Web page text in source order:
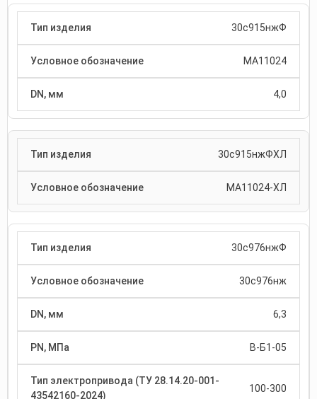
30с915нжФ
МА11024
4,0
30с915нжФХЛ
МА11024-ХЛ
30с976нжФ
30с976нж
6,3
В-Б1-05
100-300